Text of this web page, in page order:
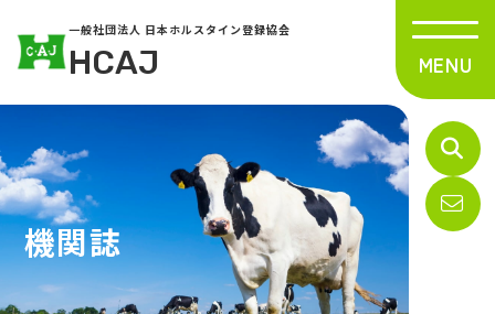
一般社団法人 日本ホルスタイン登録協会
HCAJ
機関誌